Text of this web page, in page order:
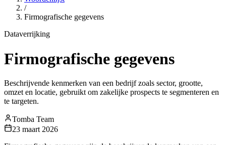
/
Firmografische gegevens
Dataverrijking
Firmografische gegevens
Beschrijvende kenmerken van een bedrijf zoals sector, grootte,
omzet en locatie, gebruikt om zakelijke prospects te segmenteren en
te targeten.
Tomba Team
23 maart 2026